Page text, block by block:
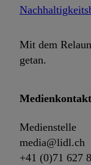
Mit dem
getan.
Medienkontakt
Medienstelle
media@lidl.ch
+41 (0)71 627